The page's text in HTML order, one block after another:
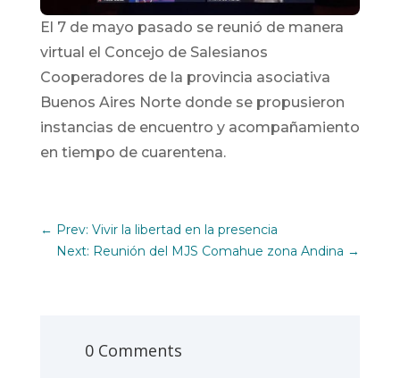
El 7 de mayo pasado se reunió de manera
virtual el Concejo de Salesianos
Cooperadores de la provincia asociativa
Buenos Aires Norte donde se propusieron
instancias de encuentro y acompañamiento
en tiempo de cuarentena.
← Prev: Vivir la libertad en la presencia
Next: Reunión del MJS Comahue zona Andina →
0 Comments